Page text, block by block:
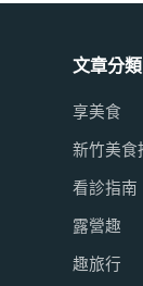
文章分類
享美食
新竹美食
看診指南
露營趣
趣旅行